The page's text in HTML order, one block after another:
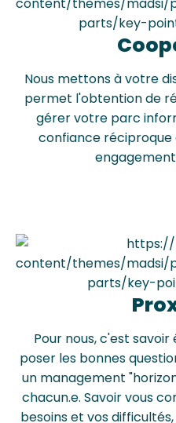
Nous mettons à votre
permet l'obtention de
gérer votre parc
confiance
Pour nous, c'est
poser les bonnes
un management
chacun.e. Savoir vous
besoins et vos